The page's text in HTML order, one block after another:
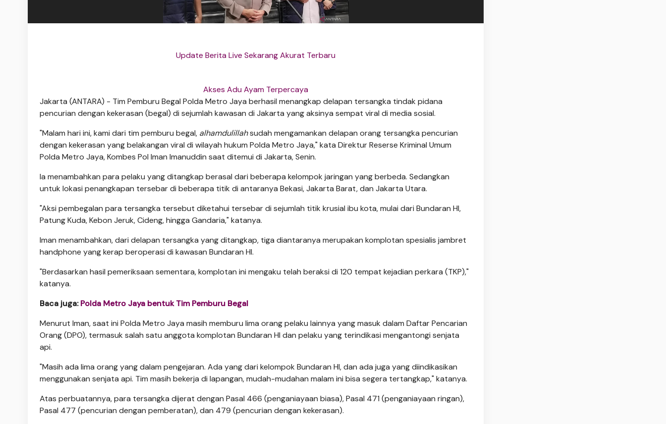
Update Berita Live Sekarang Akurat Terbaru
Akses Adu Ayam Terpercaya
Jakarta (ANTARA) - Tim Pemburu Begal Polda Metro Jaya berhasil menangkap delapan tersangka tindak pidana
pencurian dengan kekerasan (begal) di sejumlah kawasan di Jakarta yang aksinya sempat viral di media sosial.
"Malam hari ini, kami dari tim pemburu begal, alhamdulillahsudah mengamankan delapan orang tersangka pencurian
dengan kekerasan yang belakangan viral di wilayah hukum Polda Metro Jaya," kata Direktur Reserse Kriminal Umum
Polda Metro Jaya, Kombes Pol Iman Imanuddin saat ditemui di Jakarta, Senin.
Ia menambahkan para pelaku yang ditangkap berasal dari beberapa kelompok jaringan yang berbeda. Sedangkan
untuk lokasi penangkapan tersebar di beberapa titik di antaranya Bekasi, Jakarta Barat, dan Jakarta Utara.
"​Aksi pembegalan para tersangka tersebut diketahui tersebar di sejumlah titik krusial ibu kota, mulai dari Bundaran HI,
Patung Kuda, Kebon Jeruk, Cideng, hingga Gandaria," katanya.
Iman menambahkan, dari delapan tersangka yang ditangkap, tiga diantaranya merupakan komplotan spesialis jambret
handphone yang kerap beroperasi di kawasan Bundaran HI.
"Berdasarkan hasil pemeriksaan sementara, komplotan ini mengaku telah beraksi di 120 tempat kejadian perkara (TKP),"
katanya.
Baca juga:Polda Metro Jaya bentuk Tim Pemburu Begal
Menurut Iman, ​saat ini Polda Metro Jaya masih memburu lima orang pelaku lainnya yang masuk dalam Daftar Pencarian
Orang (DPO), termasuk salah satu anggota komplotan Bundaran HI dan pelaku yang terindikasi mengantongi senjata
api.
​"Masih ada lima orang yang dalam pengejaran. Ada yang dari kelompok Bundaran HI, dan ada juga yang diindikasikan
menggunakan senjata api. Tim masih bekerja di lapangan, mudah-mudahan malam ini bisa segera tertangkap," katanya.
Atas perbuatannya, para tersangka dijerat dengan Pasal 466 (penganiayaan biasa), Pasal 471 (penganiayaan ringan),
Pasal 477 (pencurian dengan pemberatan), dan 479 (pencurian dengan kekerasan).